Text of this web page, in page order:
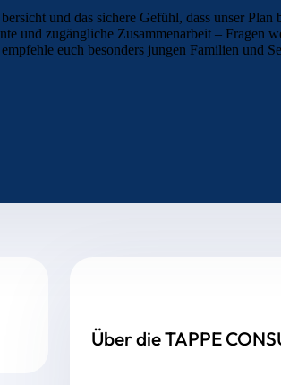
und das sichere Gefühl, dass unser
und zugängliche Zusammenarbeit – Fragen
euch besonders jungen Familien und
Über die TAPPE